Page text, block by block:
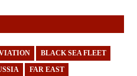
BLACK SEA FLEET
FAR EAST